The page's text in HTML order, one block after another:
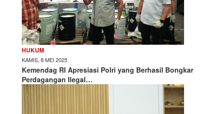
HUKUM
KAMIS, 8 MEI 2025
Kemendag RI Apresiasi Polri yang Berhasil Bongkar
Perdagangan Ilegal…